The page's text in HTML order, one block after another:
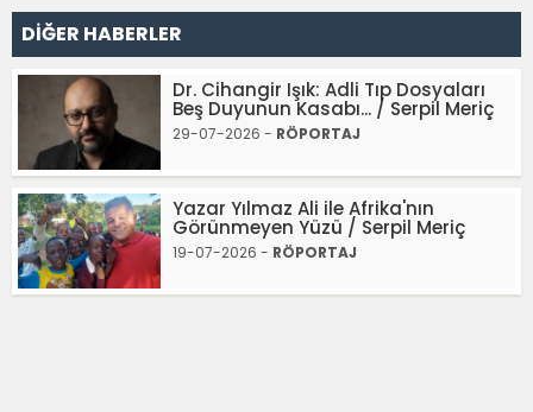
DİĞER HABERLER
Dr. Cihangir Işık: Adli Tıp Dosyaları
Beş Duyunun Kasabı... / Serpil Meriç
29-07-2026 - RÖPORTAJ
Yazar Yılmaz Ali ile Afrika'nın
Görünmeyen Yüzü / Serpil Meriç
19-07-2026 - RÖPORTAJ